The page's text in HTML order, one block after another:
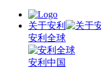
关于安利
安利全球
安利中国